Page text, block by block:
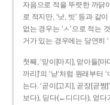
자음으로 적을 뚜렷한 까닭
로 적지만, ‘낫, 빗’ 등과 같
없는 경우는 ‘ㅅ’으로 적는
거가 있는 경우에는 당연히
첫째, ‘맏이[마지], 맏아들[마
까리]’의 ‘낟’처럼 원래부터
는다. ‘곧이[고지], 곧장[곧
보다), 딛다(←디디다), 얻다